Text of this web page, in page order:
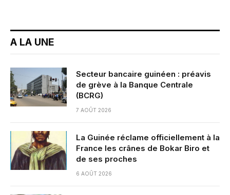
A LA UNE
Secteur bancaire guinéen : préavis
de grève à la Banque Centrale
(BCRG)
7 AOÛT 2026
La Guinée réclame officiellement à la
France les crânes de Bokar Biro et
de ses proches
6 AOÛT 2026